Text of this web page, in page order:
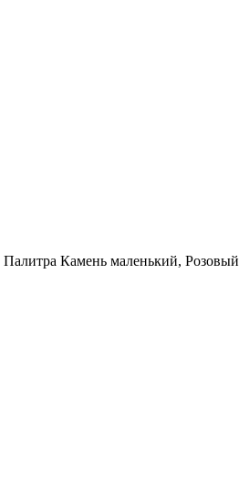
Палитра Камень маленький, Розовый